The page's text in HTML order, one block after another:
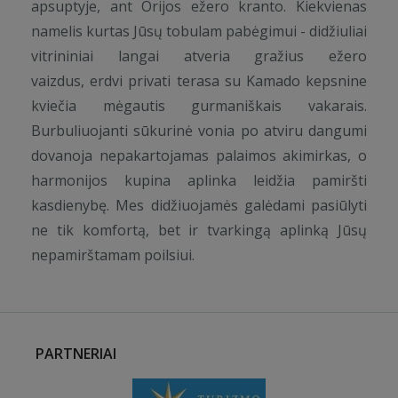
apsuptyje, ant Orijos ežero kranto. Kiekvienas
namelis kurtas Jūsų tobulam pabėgimui - didžiuliai
vitrininiai langai atveria gražius ežero
vaizdus, erdvi privati terasa su Kamado kepsnine
kviečia mėgautis gurmaniškais vakarais.
Burbuliuojanti sūkurinė vonia po atviru dangumi
dovanoja nepakartojamas palaimos akimirkas, o
harmonijos kupina aplinka leidžia pamiršti
kasdienybę. Mes didžiuojamės galėdami pasiūlyti
ne tik komfortą, bet ir tvarkingą aplinką Jūsų
nepamirštamam poilsiui.
PARTNERIAI